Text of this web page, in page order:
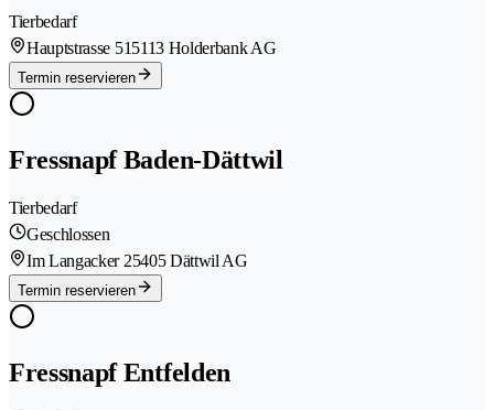
Tierbedarf
Hauptstrasse 515113 Holderbank AG
Termin reservieren
Fressnapf Baden-Dättwil
Tierbedarf
Geschlossen
Im Langacker 25405 Dättwil AG
Termin reservieren
Fressnapf Entfelden